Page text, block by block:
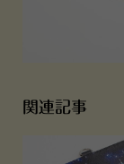
関連記事